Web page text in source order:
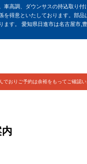
車高調、ダウンサスの持込取り付
を得意といたしております。部品
ます。 愛知県日進市は名古屋市,
でおりご予約は余裕をもってご確認い